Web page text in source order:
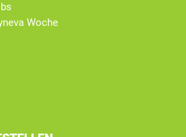
Woche
Xing
on Twitter